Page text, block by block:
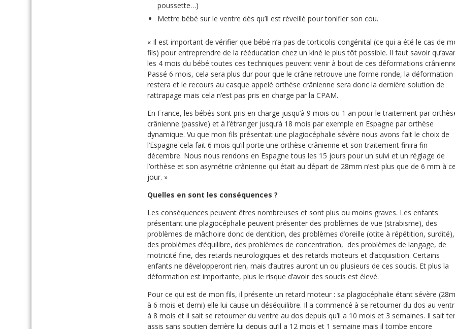
poussette…)
Mettre bébé sur le ventre dès qu’il est réveillé pour tonifier son cou.
« Il est important de vérifier que bébé n’a pas de torticolis congénital (ce qui a été le cas de
fils) pour entreprendre de la rééducation chez un kiné le plus tôt possible. Il faut savoir
les 4 mois du bébé toutes ces techniques peuvent venir à bout de ces déformations
Passé 6 mois, cela sera plus dur pour que le crâne retrouve une forme ronde, la déformation
restera et le recours au casque appelé orthèse crânienne sera donc la dernière solution de
rattrapage mais cela n’est pas pris en charge par la CPAM.
En France, les bébés sont pris en charge jusqu’à 9 mois ou 1 an pour le traitement par
crânienne (passive) et à l’étranger jusqu’à 18 mois par exemple en Espagne par orthèse
dynamique. Vu que mon fils présentait une plagiocéphalie sévère nous avons fait le choix de
l’Espagne cela fait 6 mois qu’il porte une orthèse crânienne et son traitement finira fin
décembre. Nous nous rendons en Espagne tous les 15 jours pour un suivi et un réglage de
l’orthèse et son asymétrie crânienne qui était au départ de 28mm n’est plus que de 6 mm à ce
jour. »
Quelles en sont les conséquences ?
Les conséquences peuvent êtres nombreuses et sont plus ou moins graves. Les enfants
présentant une plagiocéphalie peuvent présenter des problèmes de vue (strabisme), des
problèmes de mâchoire donc de dentition, des problèmes d’oreille (otite à répétition, surdité),
des problèmes d’équilibre, des problèmes de concentration, des problèmes de langage, de
motricité fine, des retards neurologiques et des retards moteurs et d’acquisition. Certains
enfants ne développeront rien, mais d’autres auront un ou plusieurs de ces soucis. Et plus la
déformation est importante, plus le risque d’avoir des soucis est élevé.
Pour ce qui est de mon fils, il présente un retard moteur : sa plagiocéphalie étant sévère
à 6 mois et demi) elle lui cause un déséquilibre. Il a commencé à se retourner du dos au
à 8 mois et il sait se retourner du ventre au dos depuis qu’il a 10 mois et 3 semaines. Il sait
assis sans soutien derrière lui depuis qu’il a 12 mois et 1 semaine mais il tombe encore